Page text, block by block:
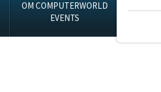
OM COMPUTERWORLD
EVENTS